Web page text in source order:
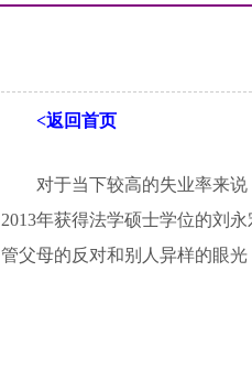
<返回首页
对于当下较高的失业率来
2013年获得法学硕士学位的刘
管父母的反对和别人异样的眼